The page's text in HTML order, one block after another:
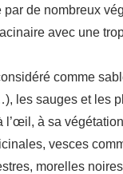
de nombreux
avec une
comme
les sauges et les
l’œil, à sa
vesces
morelles